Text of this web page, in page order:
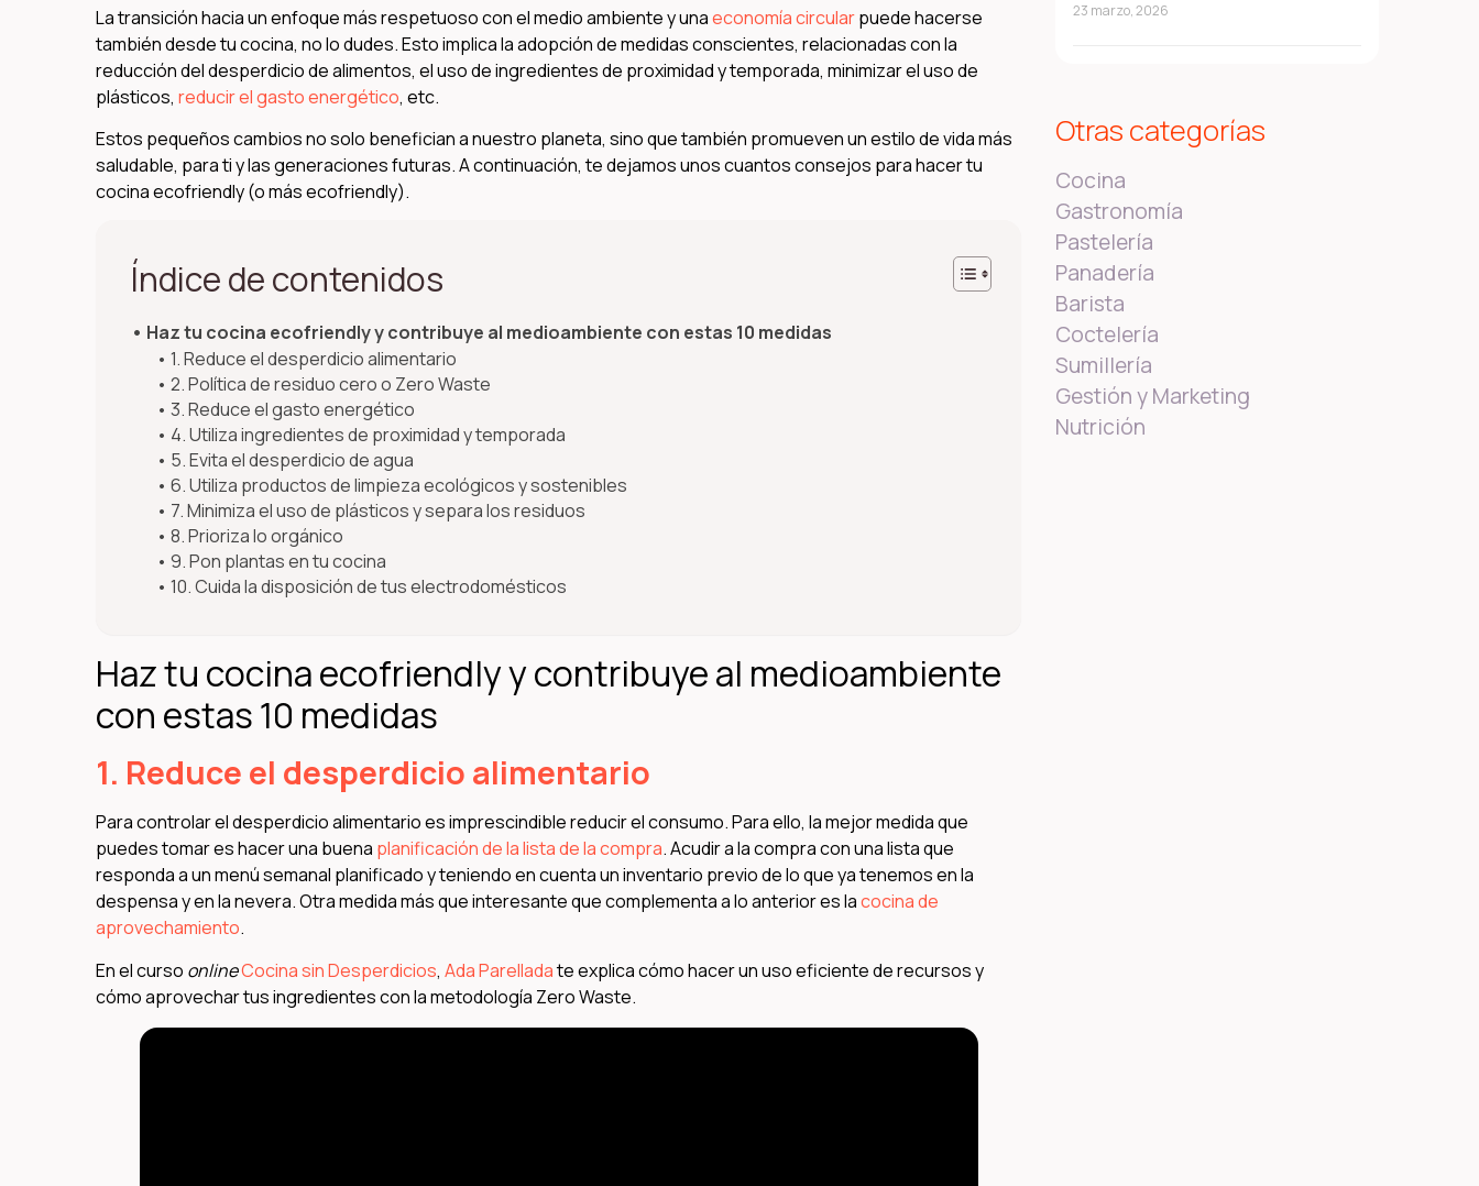
La transición hacia un enfoque más respetuoso con el medio ambiente y unaeconomía circularpuede hacerse
también desde tu cocina, no lo dudes. Esto implica la adopción de medidas conscientes, relacionadas con la
reducción del desperdicio de alimentos, el uso de ingredientes de proximidad y temporada, minimizar el uso de
plásticos, reducir el gasto energético, etc.
Estos pequeños cambios no solo benefician a nuestro planeta, sino que también promueven un estilo de vida más
saludable, para ti y las generaciones futuras. A continuación, te dejamos unos cuantos consejos para hacer tu
cocina ecofriendly (o más ecofriendly).
Índice de contenidos
Haz tu cocina ecofriendly y contribuye al medioambiente con estas 10 medidas
1. Reduce el desperdicio alimentario
2. Política de residuo cero o Zero Waste
3. Reduce el gasto energético
4. Utiliza ingredientes de proximidad y temporada
5. Evita el desperdicio de agua
6. Utiliza productos de limpieza ecológicos y sostenibles
7. Minimiza el uso de plásticos y separa los residuos
8. Prioriza lo orgánico
9. Pon plantas en tu cocina
10. Cuida la disposición de tus electrodomésticos
Haz tu cocina ecofriendly y contribuye al medioambiente
con estas 10 medidas
1. Reduce el desperdicio alimentario
Para controlar el desperdicio alimentario es imprescindible reducir el consumo. Para ello, la mejor medida que
puedes tomar es hacer una buena planificación de la lista de la compra. Acudir a la compra con una lista que
responda a un menú semanal planificado y teniendo en cuenta un inventario previo de lo que ya tenemos en la
despensa y en la nevera. Otra medida más que interesante que complementa a lo anterior es lacocina de
aprovechamiento.
En el curso onlineCocina sin Desperdicios, Ada Parelladate explica cómo hacer un uso eficiente de recursos y
cómo aprovechar tus ingredientes con la metodología Zero Waste.
23 marzo, 2026
Otras categorías
Cocina
Gastronomía
Pastelería
Panadería
Barista
Coctelería
Sumillería
Gestión y Marketing
Nutrición